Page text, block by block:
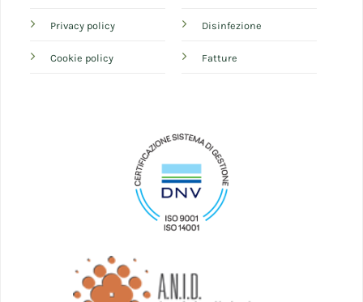
Privacy policy
Cookie policy
Disinfezione
Fatture